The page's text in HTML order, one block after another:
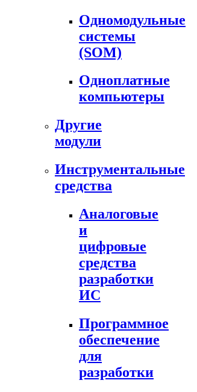
Одномодульные
системы
(SOM)
Одноплатные
компьютеры
Другие
модули
Инструментальные
средства
Аналоговые
и
цифровые
средства
разработки
ИС
Программное
обеспечение
для
разработки